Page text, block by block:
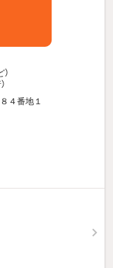
）
４番地１